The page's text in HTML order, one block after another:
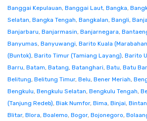
Banggai Kepulauan, Banggai Laut, Bangka,
Selatan, Bangka Tengah, Bangkalan, Bangli,
Banjarbaru, Banjarmasin, Banjarnegara,
Banyumas, Banyuwangi, Barito Kuala
(Buntok), Barito Timur (Tamiang Layang), Barito
Barru, Batam, Batang, Batanghari, Batu, Batu
Belitung, Belitung Timur, Belu, Bener Meriah,
Bengkulu, Bengkulu Selatan, Bengkulu Tengah,
(Tanjung Redeb), Biak Numfor, Bima, Binjai, Bintan
Blitar, Blora, Boalemo, Bogor, Bojonegoro,